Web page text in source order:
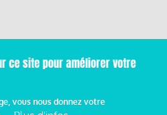
- Réalisé parCafffeine
ce site pour améliorer votre
vous nous donnez votre